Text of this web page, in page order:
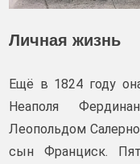
Личная жизнь
Ещё в 1824 году
Неаполя
Леопольдом
сын Франциск.